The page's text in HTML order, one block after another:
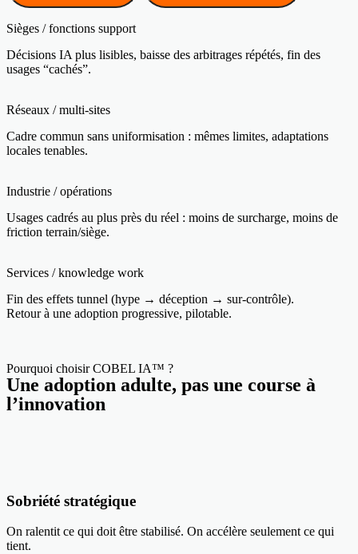
Sièges / fonctions support
Décisions IA plus lisibles, baisse des arbitrages répétés, fin des
usages “cachés”.
Réseaux / multi-sites
Cadre commun sans uniformisation : mêmes limites, adaptations
locales tenables.
Industrie / opérations
Usages cadrés au plus près du réel : moins de surcharge, moins de
friction terrain/siège.
Services / knowledge work
Fin des effets tunnel (hype → déception → sur-contrôle).
Retour à une adoption progressive, pilotable.
Pourquoi choisir COBEL IA™ ?
Une adoption adulte, pas une course à
l’innovation
Sobriété stratégique
On ralentit ce qui doit être stabilisé. On accélère seulement ce qui
tient.